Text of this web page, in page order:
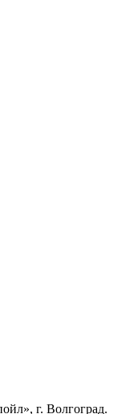
г. Волгоград.